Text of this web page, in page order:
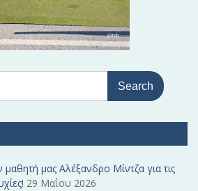
μας Αλέξανδρο Μίντζα για τις
29 Μαΐου 2026